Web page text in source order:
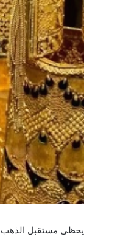
يحظى مستقبل الذهب